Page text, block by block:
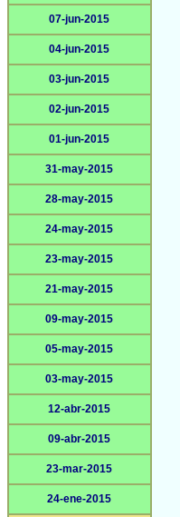
07-jun-2015
04-jun-2015
03-jun-2015
02-jun-2015
01-jun-2015
31-may-2015
28-may-2015
24-may-2015
23-may-2015
21-may-2015
09-may-2015
05-may-2015
03-may-2015
12-abr-2015
09-abr-2015
23-mar-2015
24-ene-2015